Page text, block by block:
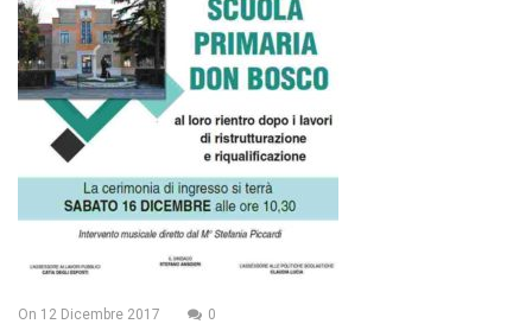
On 12 Dicembre 2017 0